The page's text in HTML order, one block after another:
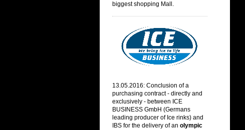
biggest shopping Mall.
13.05.2016: Conclusion of a
purchasing contract - directly and
exclusively - between ICE
BUSINESS GmbH (Germans
leading producer of Ice rinks) and
IBS for the delivery of an olympic